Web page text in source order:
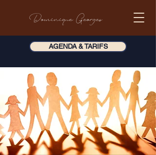
Dominique Georges
AGENDA & TARIFS